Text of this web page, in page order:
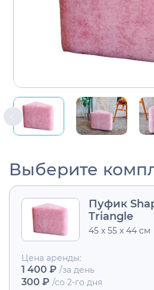
Выберите
Пуфик
Triangle
45 х 55 х 44 см
Цена аренды:
1 400 ₽ /за день
300 ₽ /со 2-го дня